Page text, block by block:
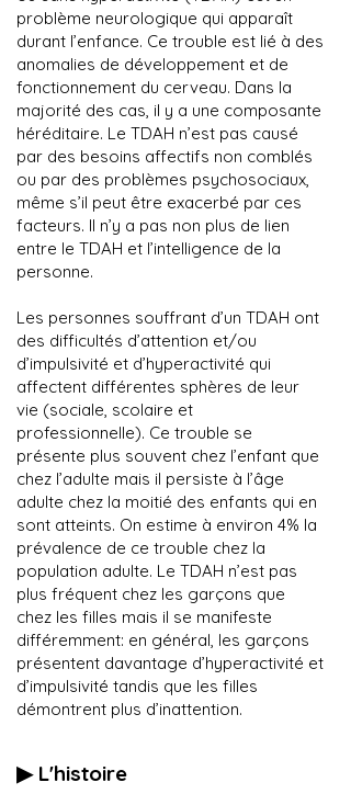
problème neurologique qui apparaît
durant l’enfance. Ce trouble est lié à des
anomalies de développement et de
fonctionnement du cerveau. Dans la
majorité des cas, il y a une composante
héréditaire. Le TDAH n’est pas causé
par des besoins affectifs non comblés
ou par des problèmes psychosociaux,
même s’il peut être exacerbé par ces
facteurs. Il n’y a pas non plus de lien
entre le TDAH et l’intelligence de la
personne.
Les personnes souffrant d’un TDAH ont
des difficultés d’attention et/ou
d’impulsivité et d’hyperactivité qui
affectent différentes sphères de leur
vie (sociale, scolaire et
professionnelle). Ce trouble se
présente plus souvent chez l’enfant que
chez l’adulte mais il persiste à l’âge
adulte chez la moitié des enfants qui en
sont atteints. On estime à environ 4% la
prévalence de ce trouble chez la
population adulte. Le TDAH n’est pas
plus fréquent chez les garçons que
chez les filles mais il se manifeste
différemment: en général, les garçons
présentent davantage d’hyperactivité et
d’impulsivité tandis que les filles
démontrent plus d’inattention.
▶︎ L'histoire